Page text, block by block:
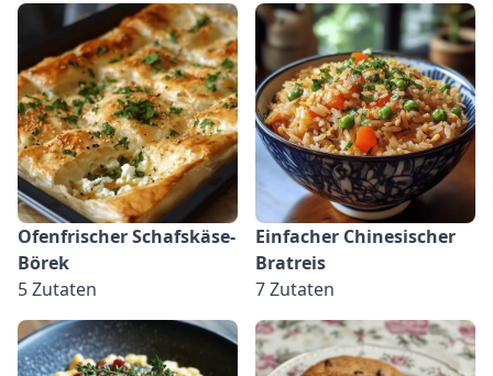
Ofenfrischer Schafskäse-
Börek
5 Zutaten
Einfacher Chinesischer
Bratreis
7 Zutaten